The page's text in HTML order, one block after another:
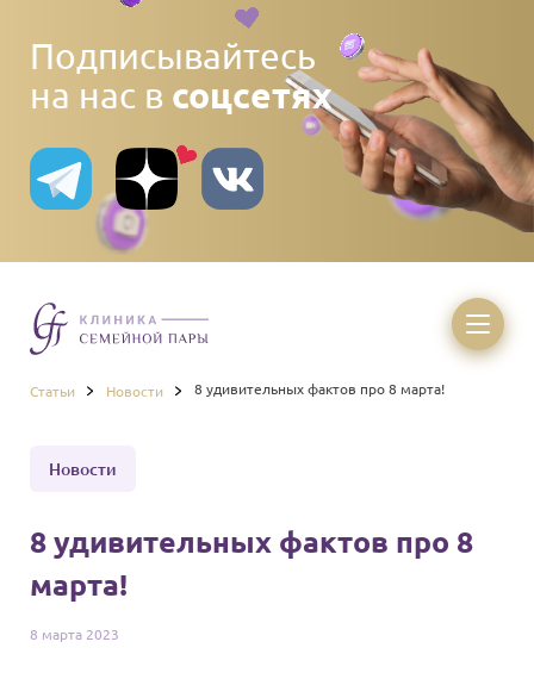
Подписывайтесь
на нас в соцсетях
Статьи Новости 8 удивительных фактов про 8 марта!
Новости
8 удивительных фактов про 8
марта!
8 марта 2023